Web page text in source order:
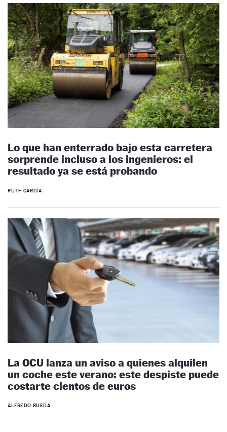
Lo que han enterrado bajo esta carretera
sorprende incluso a los ingenieros: el
resultado ya se está probando
RUTH GARCÍA
La OCU lanza un aviso a quienes alquilen
un coche este verano: este despiste puede
costarte cientos de euros
ALFREDO RUEDA